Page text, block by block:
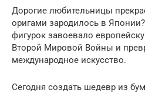
Дорогие любительницы
оригами зародилось в
фигурок завоевало
Второй Мировой Войны и
международное искусство.
Сегодня создать шедевр из